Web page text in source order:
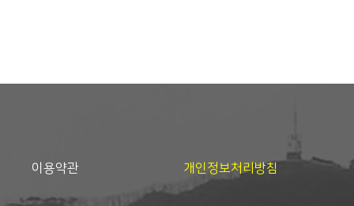
이용약관 개인정보처리방침